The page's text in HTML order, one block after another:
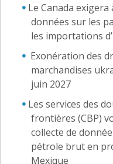
Le Canada
données sur les
les importations
Exonération des
marchandises
juin 2027
Les services des
frontières (CBP)
collecte de
pétrole brut en
Mexique